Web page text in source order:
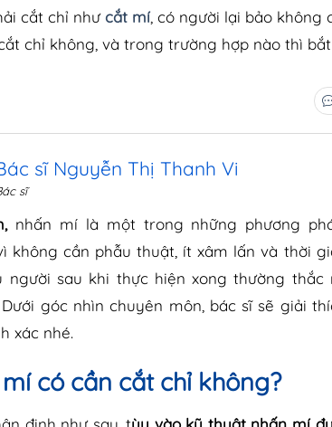
cắt chỉ nhưcắt mí, có người lại bảo không
chỉ không, và trong trường hợp nào thì
sĩ Nguyễn Thị Thanh Vi
sĩ
nhấn mí là một trong những phương
không cần phẫu thuật, ít xâm lấn và thời
người sau khi thực hiện xong thường
Dưới góc nhìn chuyên môn, bác sĩ sẽ giải
xác nhé.
có cần cắt chỉ không?